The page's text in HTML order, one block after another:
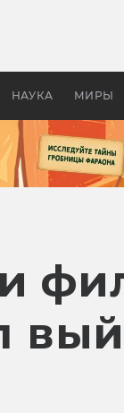
НАУКА МИРЫ
«Властелина